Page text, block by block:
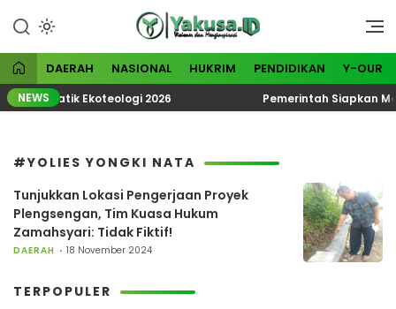
konten
Yakusa
Visioner dan Menginspirasi
DAERAH NASIONAL HUKRIM PENDIDIKAN Y-OUR
NEWS
Tematik Ekoteologi 2026 Pemerintah Siapkan
#YOLIES YONGKI NATA
Tunjukkan Lokasi Pengerjaan Proyek
Plengsengan, Tim Kuasa Hukum
Zamahsyari: Tidak Fiktif!
DAERAH 18 November 2024
TERPOPULER